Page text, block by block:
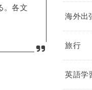
。各文
海外出
旅行
英語学